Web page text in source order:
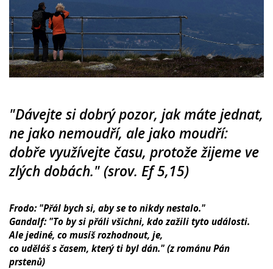
"Dávejte si dobrý pozor, jak máte jednat,
ne jako nemoudří, ale jako moudří:
dobře využívejte času, protože žijeme ve
zlých dobách." (srov. Ef 5,15)
Frodo: "Přál bych si, aby se to nikdy nestalo."
Gandalf: "To by si přáli všichni, kdo zažili tyto události.
Ale jediné, co musíš rozhodnout, je,
co uděláš s časem, který ti byl dán." (z románu Pán
prstenů)